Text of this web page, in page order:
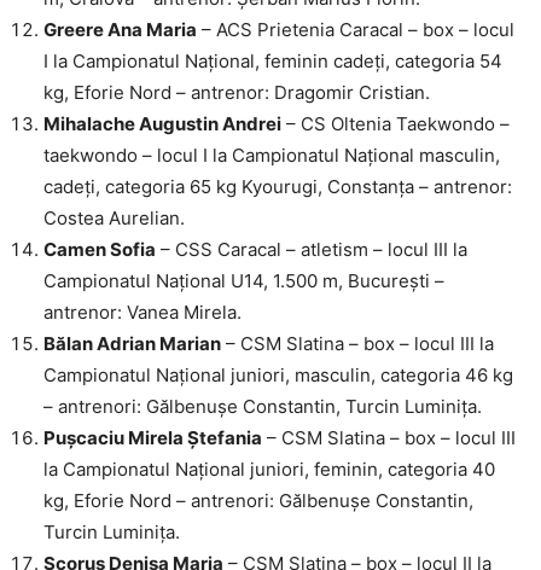
Greere Ana Maria – ACS Prietenia Caracal – box – locul
I la Campionatul Național, feminin cadeți, categoria 54
kg, Eforie Nord – antrenor: Dragomir Cristian.
Mihalache Augustin Andrei – CS Oltenia Taekwondo –
taekwondo – locul I la Campionatul Național masculin,
cadeți, categoria 65 kg Kyourugi, Constanța – antrenor:
Costea Aurelian.
Camen Sofia – CSS Caracal – atletism – locul III la
Campionatul Național U14, 1.500 m, București –
antrenor: Vanea Mirela.
Bălan Adrian Marian – CSM Slatina – box – locul III la
Campionatul Național juniori, masculin, categoria 46 kg
– antrenori: Gălbenușe Constantin, Turcin Luminița.
Pușcaciu Mirela Ștefania – CSM Slatina – box – locul III
la Campionatul Național juniori, feminin, categoria 40
kg, Eforie Nord – antrenori: Gălbenușe Constantin,
Turcin Luminița.
Scoruș Denisa Maria – CSM Slatina – box – locul II la